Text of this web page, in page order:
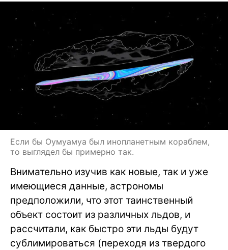
Если бы Оумуамуа был инопланетным кораблем,
то выглядел бы примерно так.
Внимательно изучив как новые, так и уже
имеющиеся данные, астрономы
предположили, что этот таинственный
объект состоит из различных льдов, и
рассчитали, как быстро эти льды будут
сублимироваться (переходя из твердого